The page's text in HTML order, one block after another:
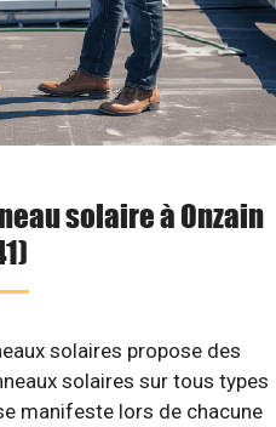
solaire à Onzain
solaires propose des
solaires sur tous types
manifeste lors de chacune